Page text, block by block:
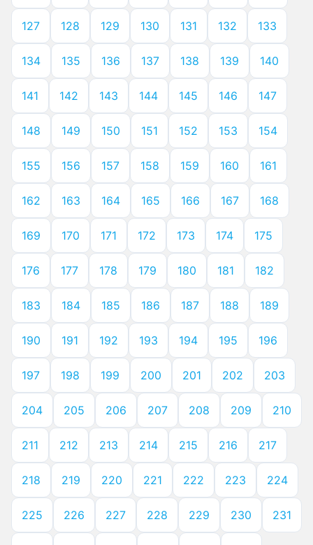
127 128 129 130 131 132 133
134 135 136 137 138 139 140
141 142 143 144 145 146 147
148 149 150 151 152 153 154
155 156 157 158 159 160 161
162 163 164 165 166 167 168
169 170 171 172 173 174 175
176 177 178 179 180 181 182
183 184 185 186 187 188 189
190 191 192 193 194 195 196
197 198 199 200 201 202 203
204 205 206 207 208 209 210
211 212 213 214 215 216 217
218 219 220 221 222 223 224
225 226 227 228 229 230 231